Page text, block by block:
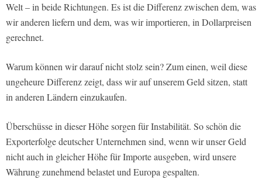
Welt – in beide Richtungen. Es ist die Differenz zwischen dem, was
wir anderen liefern und dem, was wir importieren, in Dollarpreisen
gerechnet.
Warum können wir darauf nicht stolz sein? Zum einen, weil diese
ungeheure Differenz zeigt, dass wir auf unserem Geld sitzen, statt
in anderen Ländern einzukaufen.
Überschüsse in dieser Höhe sorgen für Instabilität. So schön die
Exporterfolge deutscher Unternehmen sind, wenn wir unser Geld
nicht auch in gleicher Höhe für Importe ausgeben, wird unsere
Währung zunehmend belastet und Europa gespalten.